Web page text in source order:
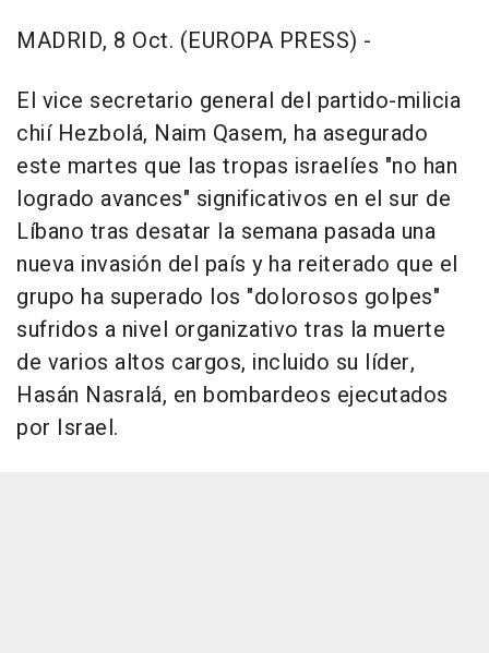
MADRID, 8 Oct. (EUROPA PRESS) -
El vice secretario general del partido-milicia
chií Hezbolá, Naim Qasem, ha asegurado
este martes que las tropas israelíes "no han
logrado avances" significativos en el sur de
Líbano tras desatar la semana pasada una
nueva invasión del país y ha reiterado que el
grupo ha superado los "dolorosos golpes"
sufridos a nivel organizativo tras la muerte
de varios altos cargos, incluido su líder,
Hasán Nasralá, en bombardeos ejecutados
por Israel.